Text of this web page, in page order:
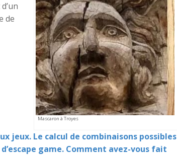
Mascaron à Troyes
de
jeux. Le calcul de combinaisons possibles
game. Comment avez-vous fait